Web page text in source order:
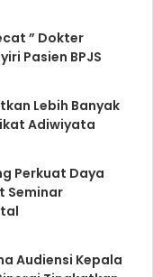
” Dokter
Pasien BPJS
Lebih Banyak
Adiwiyata
Perkuat Daya
Seminar
Audiensi Kepala